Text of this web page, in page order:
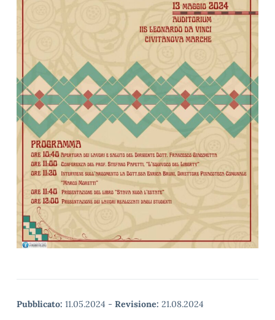
Pubblicato: 11.05.2024 - Revisione: 21.08.2024